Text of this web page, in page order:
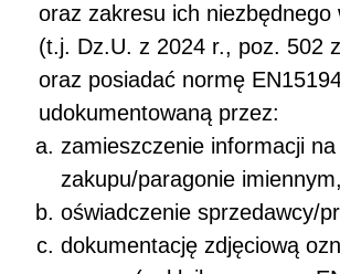
oraz zakresu ich niezbędnego
(t.j. Dz.U. z 2024 r., poz. 502
oraz posiadać normę
udokumentowaną przez:
zamieszczenie informacji
zakupu/paragonie imiennym,
oświadczenie sprzedawcy/
dokumentację zdjęciową